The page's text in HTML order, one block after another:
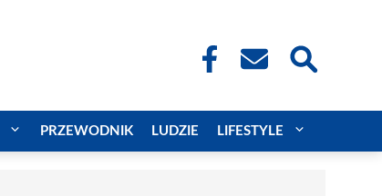
PRZEWODNIK LUDZIE LIFESTYLE